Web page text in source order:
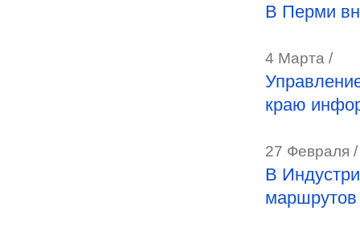
В Перми
4 Марта /
краю
27 Февраля /
В
маршрутов